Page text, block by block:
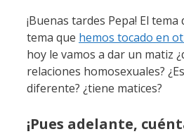
¡Buenas tardes Pepa! El
tema que hemos tocado en
hoy le vamos a dar un matiz
relaciones homosexuales?
diferente? ¿tiene matices?
¡Pues adelante,